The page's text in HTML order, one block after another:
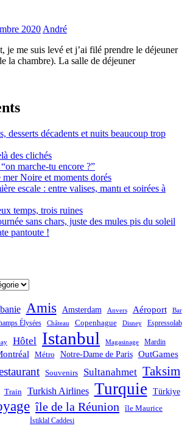
2020 André
je me suis levé et j’ai filé prendre le déjeuner
la chambre). La salle de déjeuner
desserts décadents et nuits beaucoup trop
des clichés
marche-tu encore ?”
mer Noire et moments dorés
escale : entre valises, mantı et soirées à
temps, trois ruines
sans chars, juste des mules pis du soleil
pantoute !
Amis Amsterdam Anvers Aéroport Bar
Élysées Château Copenhague Disney Espressolab
Hôtel Istanbul Magasinage Mardin
Métro Notre-Dame de Paris OutGames
Souvenirs Sultanahmet Taksim
Train Turkish Airlines Turquie Türkiye
île de la Réunion
île Maurice
İstiklal Caddesi